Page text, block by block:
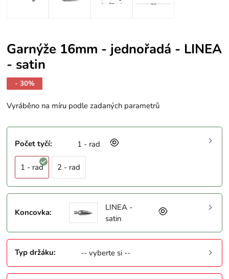
Garnýže 16mm - jednořadá - LINEA
- satin
- 30%
Vyráběno na míru podle zadaných parametrů
Počet tyčí: 1 - rad
1 - rad 2 - rad
Koncovka:
LINEA -
satin
Typ držáku: -- vyberte si --